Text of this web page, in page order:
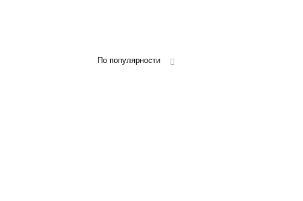
По популярности